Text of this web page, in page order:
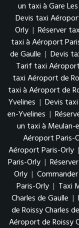
un taxi à Gare
Devis taxi
Orly | Réserver
taxi à Aéroport
de Gaulle | Devis
Tarif taxi
taxi Aéroport de
taxi à Aéroport de
Yvelines | Devis
en-Yvelines |
un taxi à Meulan-
Aéroport Paris-
Aéroport Paris-Orly |
Paris-Orly |
Orly |
Paris-Orly | Taxi
Charles de Gaulle |
de Roissy Charles
Aéroport de Roissy